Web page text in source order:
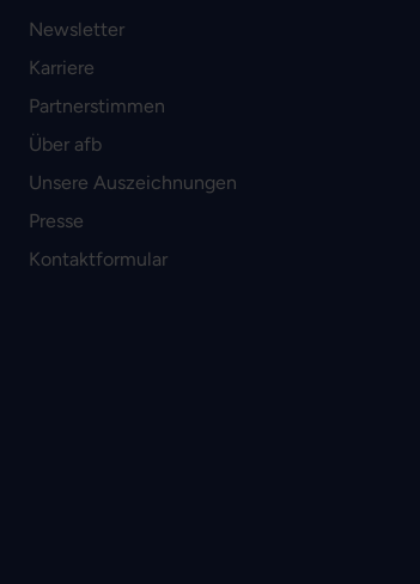
Newsletter
Karriere
Partnerstimmen
Über afb
Unsere Auszeichnungen
Presse
Kontaktformular